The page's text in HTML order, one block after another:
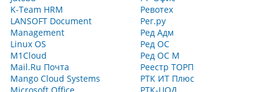
K-Team HRM
LANSOFT Document
Management
Linux OS
M1Cloud
Mail.Ru Почта
Mango Cloud Systems
Ревотех
Рег.ру
Ред Адм
Ред ОС
Ред ОС М
Реестр ТОРП
РТК ИТ Плюс